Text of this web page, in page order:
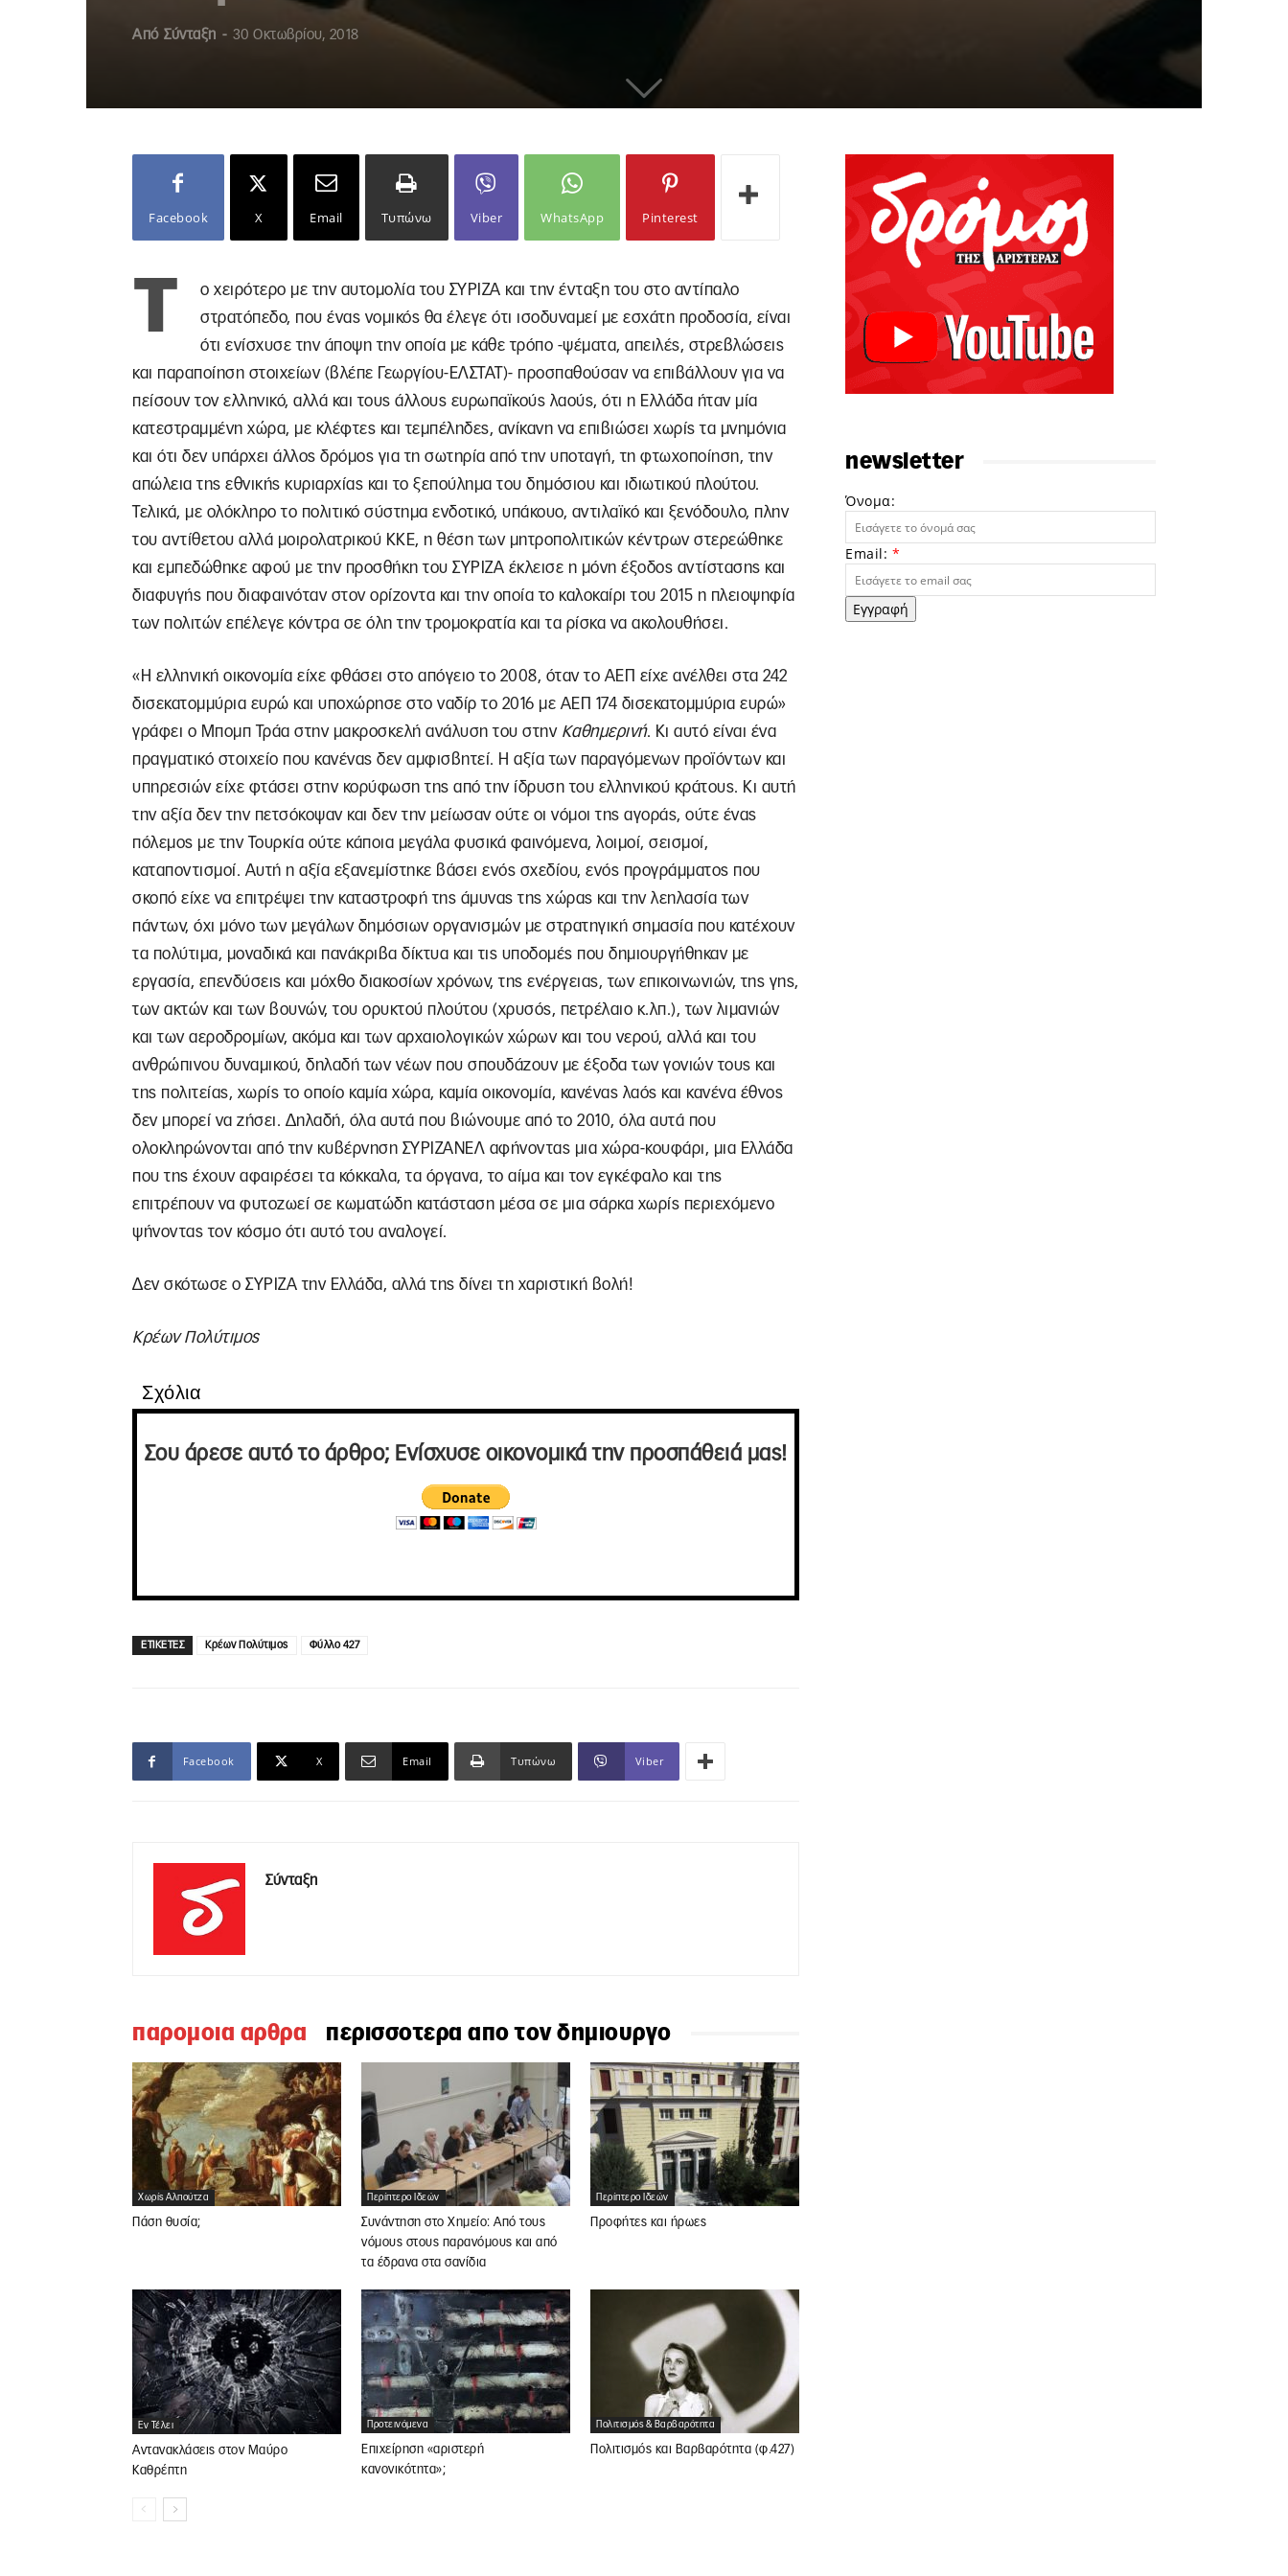
Από Σύνταξη - 30 Οκτωβρίου, 2018
Facebook X Email Τυπώνω Viber WhatsApp Pinterest
Τ
ο χειρότερο με την αυτομολία του ΣΥΡΙΖΑ και την ένταξη του στο αντίπαλο
στρατόπεδο, που ένας νομικός θα έλεγε ότι ισοδυναμεί με εσχάτη προδοσία, είναι
ότι ενίσχυσε την άποψη την οποία με κάθε τρόπο -ψέματα, απειλές, στρεβλώσεις
και παραποίηση στοιχείων (βλέπε Γεωργίου-ΕΛΣΤΑΤ)- προσπαθούσαν να επιβάλλουν για να
πείσουν τον ελληνικό, αλλά και τους άλλους ευρωπαϊκούς λαούς, ότι η Ελλάδα ήταν μία
κατεστραμμένη χώρα, με κλέφτες και τεμπέληδες, ανίκανη να επιβιώσει χωρίς τα μνημόνια
και ότι δεν υπάρχει άλλος δρόμος για τη σωτηρία από την υποταγή, τη φτωχοποίηση, την
απώλεια της εθνικής κυριαρχίας και το ξεπούλημα του δημόσιου και ιδιωτικού πλούτου.
Τελικά, με ολόκληρο το πολιτικό σύστημα ενδοτικό, υπάκουο, αντιλαϊκό και ξενόδουλο, πλην
του αντίθετου αλλά μοιρολατρικού ΚΚΕ, η θέση των μητροπολιτικών κέντρων στερεώθηκε
και εμπεδώθηκε αφού με την προσθήκη του ΣΥΡΙΖΑ έκλεισε η μόνη έξοδος αντίστασης και
διαφυγής που διαφαινόταν στον ορίζοντα και την οποία το καλοκαίρι του 2015 η πλειοψηφία
των πολιτών επέλεγε κόντρα σε όλη την τρομοκρατία και τα ρίσκα να ακολουθήσει.
«Η ελληνική οικονομία είχε φθάσει στο απόγειο το 2008, όταν το ΑΕΠ είχε ανέλθει στα 242
δισεκατομμύρια ευρώ και υποχώρησε στο ναδίρ το 2016 με ΑΕΠ 174 δισεκατομμύρια ευρώ»
γράφει ο Μπομπ Τράα στην μακροσκελή ανάλυση του στην Καθημερινή. Κι αυτό είναι ένα
πραγματικό στοιχείο που κανένας δεν αμφισβητεί. Η αξία των παραγόμενων προϊόντων και
υπηρεσιών είχε φτάσει στην κορύφωση της από την ίδρυση του ελληνικού κράτους. Κι αυτή
την αξία δεν την πετσόκοψαν και δεν την μείωσαν ούτε οι νόμοι της αγοράς, ούτε ένας
πόλεμος με την Τουρκία ούτε κάποια μεγάλα φυσικά φαινόμενα, λοιμοί, σεισμοί,
καταποντισμοί. Αυτή η αξία εξανεμίστηκε βάσει ενός σχεδίου, ενός προγράμματος που
σκοπό είχε να επιτρέψει την καταστροφή της άμυνας της χώρας και την λεηλασία των
πάντων, όχι μόνο των μεγάλων δημόσιων οργανισμών με στρατηγική σημασία που κατέχουν
τα πολύτιμα, μοναδικά και πανάκριβα δίκτυα και τις υποδομές που δημιουργήθηκαν με
εργασία, επενδύσεις και μόχθο διακοσίων χρόνων, της ενέργειας, των επικοινωνιών, της γης,
των ακτών και των βουνών, του ορυκτού πλούτου (χρυσός, πετρέλαιο κ.λπ.), των λιμανιών
και των αεροδρομίων, ακόμα και των αρχαιολογικών χώρων και του νερού, αλλά και του
ανθρώπινου δυναμικού, δηλαδή των νέων που σπουδάζουν με έξοδα των γονιών τους και
της πολιτείας, χωρίς το οποίο καμία χώρα, καμία οικονομία, κανένας λαός και κανένα έθνος
δεν μπορεί να ζήσει. Δηλαδή, όλα αυτά που βιώνουμε από το 2010, όλα αυτά που
ολοκληρώνονται από την κυβέρνηση ΣΥΡΙΖΑΝΕΛ αφήνοντας μια χώρα-κουφάρι, μια Ελλάδα
που της έχουν αφαιρέσει τα κόκκαλα, τα όργανα, το αίμα και τον εγκέφαλο και της
επιτρέπουν να φυτοζωεί σε κωματώδη κατάσταση μέσα σε μια σάρκα χωρίς περιεχόμενο
ψήνοντας τον κόσμο ότι αυτό του αναλογεί.
Δεν σκότωσε ο ΣΥΡΙΖΑ την Ελλάδα, αλλά της δίνει τη χαριστική βολή!
Κρέων Πολύτιμος
Σχόλια
Σου άρεσε αυτό το άρθρο; Ενίσχυσε οικονομικά την προσπάθειά μας!
ΕΤΙΚΕΤΕΣ Κρέων Πολύτιμος Φύλλο 427
Facebook X Email Τυπώνω Viber
Σύνταξη
παρομοια αρθρα περισσοτερα απο τον δημιουργο
Χωρίς Αλπούτζα
Πάση θυσία;
Περίπτερο Ιδεών
Συνάντηση στο Χημείο: Από τους
νόμους στους παρανόμους και από
τα έδρανα στα σανίδια
Περίπτερο Ιδεών
Προφήτες και ήρωες
Εν Τέλει
Αντανακλάσεις στον Μαύρο
Καθρέπτη
Προτεινόμενα
Επιχείρηση «αριστερή
κανονικότητα»;
Πολιτισμός & Βαρβαρότητα
Πολιτισμός και Βαρβαρότητα (φ.427)
newsletter
Όνομα:
Email: *
Εγγραφή